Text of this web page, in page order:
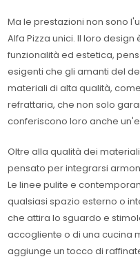
Ma le prestazioni non sono
Alfa Pizza unici. Il loro
funzionalità ed estetica,
esigenti che gli amanti del
materiali di alta qualità,
refrattaria, che non solo
conferiscono loro anche
Oltre alla qualità dei
pensato per integrarsi
Le linee pulite e
qualsiasi spazio esterno o
che attira lo sguardo e
accogliente o di una cucina
aggiunge un tocco di